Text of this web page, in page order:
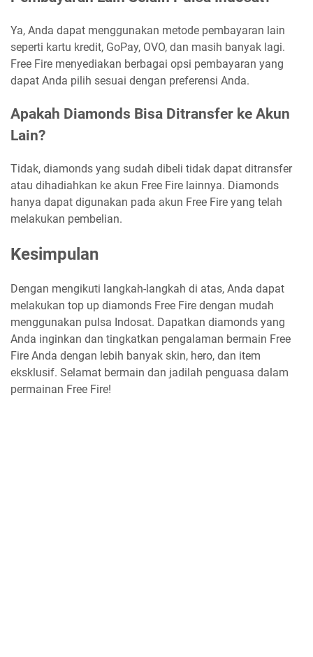
Ya, Anda dapat menggunakan metode pembayaran lain
seperti kartu kredit, GoPay, OVO, dan masih banyak lagi.
Free Fire menyediakan berbagai opsi pembayaran yang
dapat Anda pilih sesuai dengan preferensi Anda.
Apakah Diamonds Bisa Ditransfer ke Akun
Lain?
Tidak, diamonds yang sudah dibeli tidak dapat ditransfer
atau dihadiahkan ke akun Free Fire lainnya. Diamonds
hanya dapat digunakan pada akun Free Fire yang telah
melakukan pembelian.
Kesimpulan
Dengan mengikuti langkah-langkah di atas, Anda dapat
melakukan top up diamonds Free Fire dengan mudah
menggunakan pulsa Indosat. Dapatkan diamonds yang
Anda inginkan dan tingkatkan pengalaman bermain Free
Fire Anda dengan lebih banyak skin, hero, dan item
eksklusif. Selamat bermain dan jadilah penguasa dalam
permainan Free Fire!